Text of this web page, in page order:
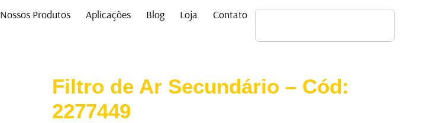
Nossos Produtos Aplicações Blog Loja Contato
Filtro de Ar Secundário – Cód:
2277449